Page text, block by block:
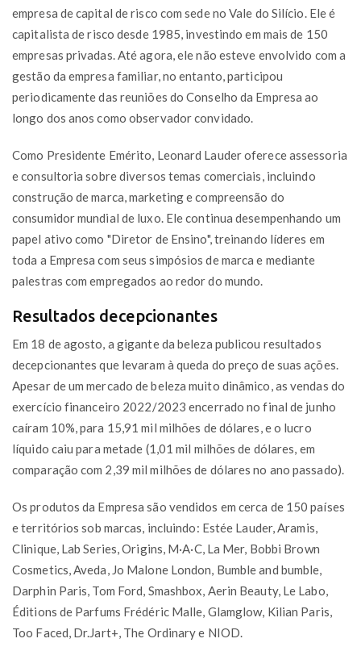
empresa de capital de risco com sede no Vale do Silício. Ele é
capitalista de risco desde 1985, investindo em mais de 150
empresas privadas. Até agora, ele não esteve envolvido com a
gestão da empresa familiar, no entanto, participou
periodicamente das reuniões do Conselho da Empresa ao
longo dos anos como observador convidado.
Como Presidente Emérito, Leonard Lauder oferece assessoria
e consultoria sobre diversos temas comerciais, incluindo
construção de marca, marketing e compreensão do
consumidor mundial de luxo. Ele continua desempenhando um
papel ativo como "Diretor de Ensino", treinando líderes em
toda a Empresa com seus simpósios de marca e mediante
palestras com empregados ao redor do mundo.
Resultados decepcionantes
Em 18 de agosto, a gigante da beleza publicou resultados
decepcionantes que levaram à queda do preço de suas ações.
Apesar de um mercado de beleza muito dinâmico, as vendas do
exercício financeiro 2022/2023 encerrado no final de junho
caíram 10%, para 15,91 mil milhões de dólares, e o lucro
líquido caiu para metade (1,01 mil milhões de dólares, em
comparação com 2,39 mil milhões de dólares no ano passado).
Os produtos da Empresa são vendidos em cerca de 150 países
e territórios sob marcas, incluindo: Estée Lauder, Aramis,
Clinique, Lab Series, Origins, M·A·C, La Mer, Bobbi Brown
Cosmetics, Aveda, Jo Malone London, Bumble and bumble,
Darphin Paris, Tom Ford, Smashbox, Aerin Beauty, Le Labo,
Éditions de Parfums Frédéric Malle, Glamglow, Kilian Paris,
Too Faced, Dr.Jart+, The Ordinary e NIOD.